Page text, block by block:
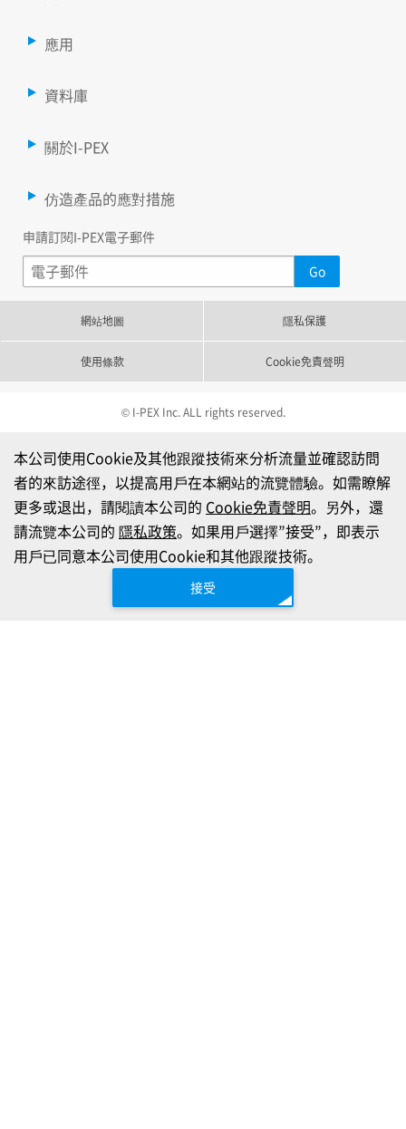
應用
資料庫
關於I-PEX
仿造產品的應對措施
申請訂閱I-PEX電子郵件
網站地圖 隱私保護
使用條款 Cookie免責聲明
© I-PEX Inc. ALL rights reserved.
本公司使用Cookie及其他跟蹤技術來分析流量並確認訪問
者的來訪途徑，以提高用戶在本網站的流覽體驗。如需瞭解
更多或退出，請閱讀本公司的 Cookie免責聲明。另外，還
請流覽本公司的 隱私政策。如果用戶選擇”接受”，即表示
用戶已同意本公司使用Cookie和其他跟蹤技術。
接受